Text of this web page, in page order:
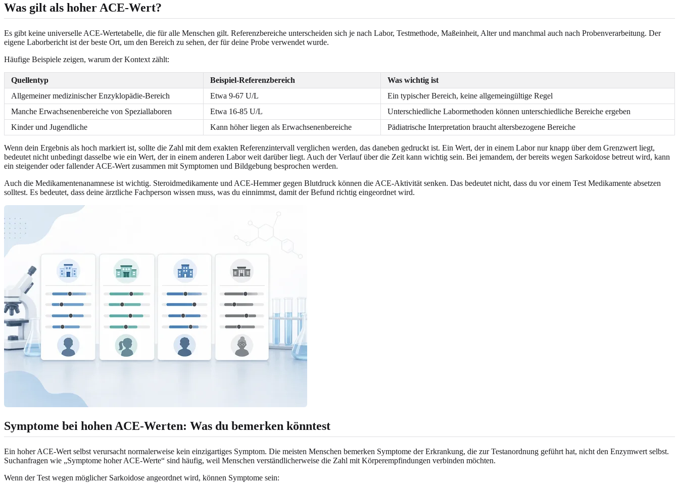
Was gilt als hoher ACE-Wert?
Es gibt keine universelle ACE-Wertetabelle, die für alle Menschen gilt. Referenzbereiche unterscheiden sich je nach Labor, Testmethode, Maßeinheit, Alter und manchmal auch nach Probenverarbeitung. Der
eigene Laborbericht ist der beste Ort, um den Bereich zu sehen, der für deine Probe verwendet wurde.
Häufige Beispiele zeigen, warum der Kontext zählt:
Quellentyp Beispiel-Referenzbereich
Was wichtig ist
Allgemeiner medizinischer Enzyklopädie-Bereich
Etwa 9-67 U/L
Ein typischer Bereich, keine allgemeingültige Regel
Manche Erwachsenenbereiche von Speziallaboren
Etwa 16-85 U/L
Unterschiedliche Labormethoden können unterschiedliche Bereiche ergeben
Kinder und Jugendliche
Kann höher liegen als Erwachsenenbereiche Pädiatrische Interpretation braucht altersbezogene Bereiche
Wenn dein Ergebnis als hoch markiert ist, sollte die Zahl mit dem exakten Referenzintervall verglichen werden, das daneben gedruckt ist. Ein Wert, der in einem Labor nur knapp über dem Grenzwert liegt,
bedeutet nicht unbedingt dasselbe wie ein Wert, der in einem anderen Labor weit darüber liegt. Auch der Verlauf über die Zeit kann wichtig sein. Bei jemandem, der bereits wegen Sarkoidose betreut wird, kann
ein steigender oder fallender ACE-Wert zusammen mit Symptomen und Bildgebung besprochen werden.
Auch die Medikamentenanamnese ist wichtig. Steroidmedikamente und ACE-Hemmer gegen Blutdruck können die ACE-Aktivität senken. Das bedeutet nicht, dass du vor einem Test Medikamente absetzen
solltest. Es bedeutet, dass deine ärztliche Fachperson wissen muss, was du einnimmst, damit der Befund richtig eingeordnet wird.
Symptome bei hohen ACE-Werten: Was du bemerken könntest
Ein hoher ACE-Wert selbst verursacht normalerweise kein einzigartiges Symptom. Die meisten Menschen bemerken Symptome der Erkrankung, die zur Testanordnung geführt hat, nicht den Enzymwert selbst.
Suchanfragen wie „Symptome hoher ACE-Werte“ sind häufig, weil Menschen verständlicherweise die Zahl mit Körperempfindungen verbinden möchten.
Wenn der Test wegen möglicher Sarkoidose angeordnet wird, können Symptome sein: